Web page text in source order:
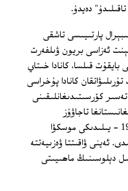
دەيدۇ.
پارتىيىسى تاشقى
ئەزاسى بريون ۋىلفەرت
بايقۇت قىلسا، كانادا خىتاي
كانادا پۇخراسى
كۆرسىتىدىغانلىقىنى
تاجاۋۇز
قىلغانلىقى ئۈچۈنلا غەرپ دۆلەتلىرى 1980 - يىلىدىكى موسكۋا
ئەينى ۋاقىتتا ۋەزىيەتتە
دېلوسىنىڭ ماھىيىتى